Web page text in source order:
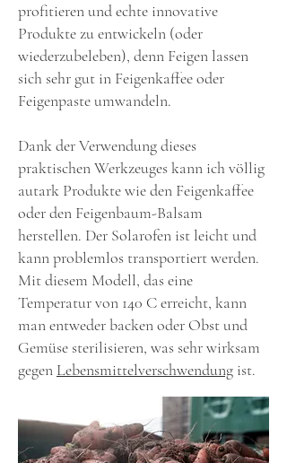
profitieren und echte innovative
Produkte zu entwickeln (oder
wiederzubeleben), denn Feigen lassen
sich sehr gut in Feigenkaffee oder
Feigenpaste umwandeln.
Dank der Verwendung dieses
praktischen Werkzeuges kann ich völlig
autark Produkte wie den Feigenkaffee
oder den Feigenbaum-Balsam
herstellen. Der Solarofen ist leicht und
kann problemlos transportiert werden.
Mit diesem Modell, das eine
Temperatur von 140 C erreicht, kann
man entweder backen oder Obst und
Gemüse sterilisieren, was sehr wirksam
gegen Lebensmittelverschwendung ist.